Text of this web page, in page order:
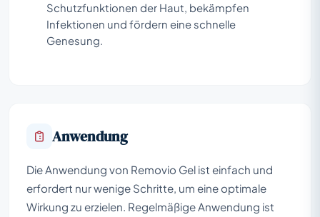
Schutzfunktionen der Haut, bekämpfen
Infektionen und fördern eine schnelle
Genesung.
Anwendung
Die Anwendung von Removio Gel ist einfach und
erfordert nur wenige Schritte, um eine optimale
Wirkung zu erzielen. Regelmäßige Anwendung ist